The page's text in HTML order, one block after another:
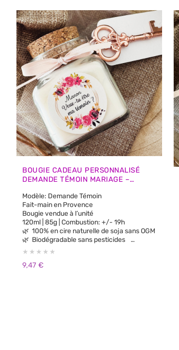
plus
ancien
BOUGIE CADEAU PERSONNALISÉ
DEMANDE TÉMOIN MARIAGE –
Modèle: Demande Témoin
Fait-main en Provence
Bougie vendue à l’unité
120ml | 85g | Combustion: +/- 19h
🌿 100% en cire naturelle de soja sans OGM
🌿 Biodégradable sans pesticides
🌿 100% parfums de Grasse sans CMR, sans
🌿 Aucun parfum de synthèse
9,47 €